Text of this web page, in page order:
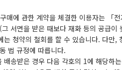
매에 관한 계약을 체결한 이용자는 「
서면을 받은 때보다 재화 등의 공급
는 청약의 철회를 할 수 있습니다. 다만
법 규정에 따릅니다.
배송받은 경우 다음 각호의 1에 해당하